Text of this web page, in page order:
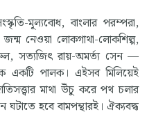
মূল্যবোধ, বাংলার পরম্পরা,
জন্ম নেওয়া লোকগাথা-লোকশিল্প,
সত্যজিৎ রায়-অমর্ত্য সেন —
পালক। এইসব মিলিয়েই
মাথা উঁচু করে পথ চলার
হবে বামপন্থারই। ঐক্যবদ্ধ